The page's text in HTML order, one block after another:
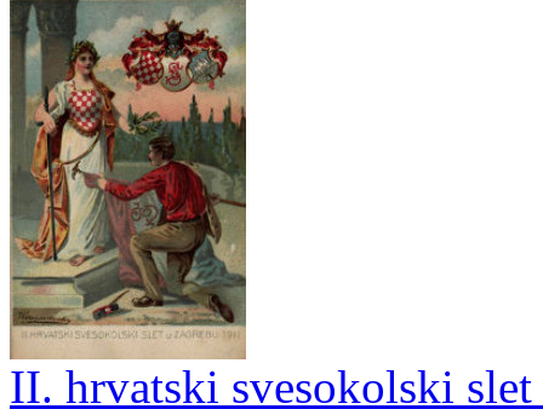
II. hrvatski svesokolski